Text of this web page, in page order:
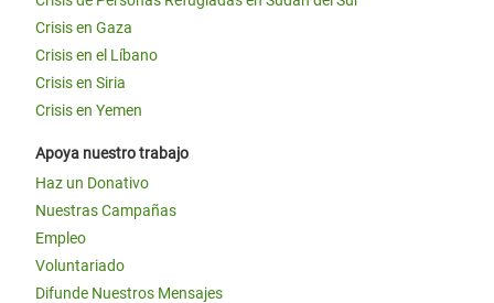
Crisis en Gaza
Crisis en el Líbano
Crisis en Siria
Crisis en Yemen
Apoya nuestro trabajo
Haz un Donativo
Nuestras Campañas
Empleo
Voluntariado
Difunde Nuestros Mensajes